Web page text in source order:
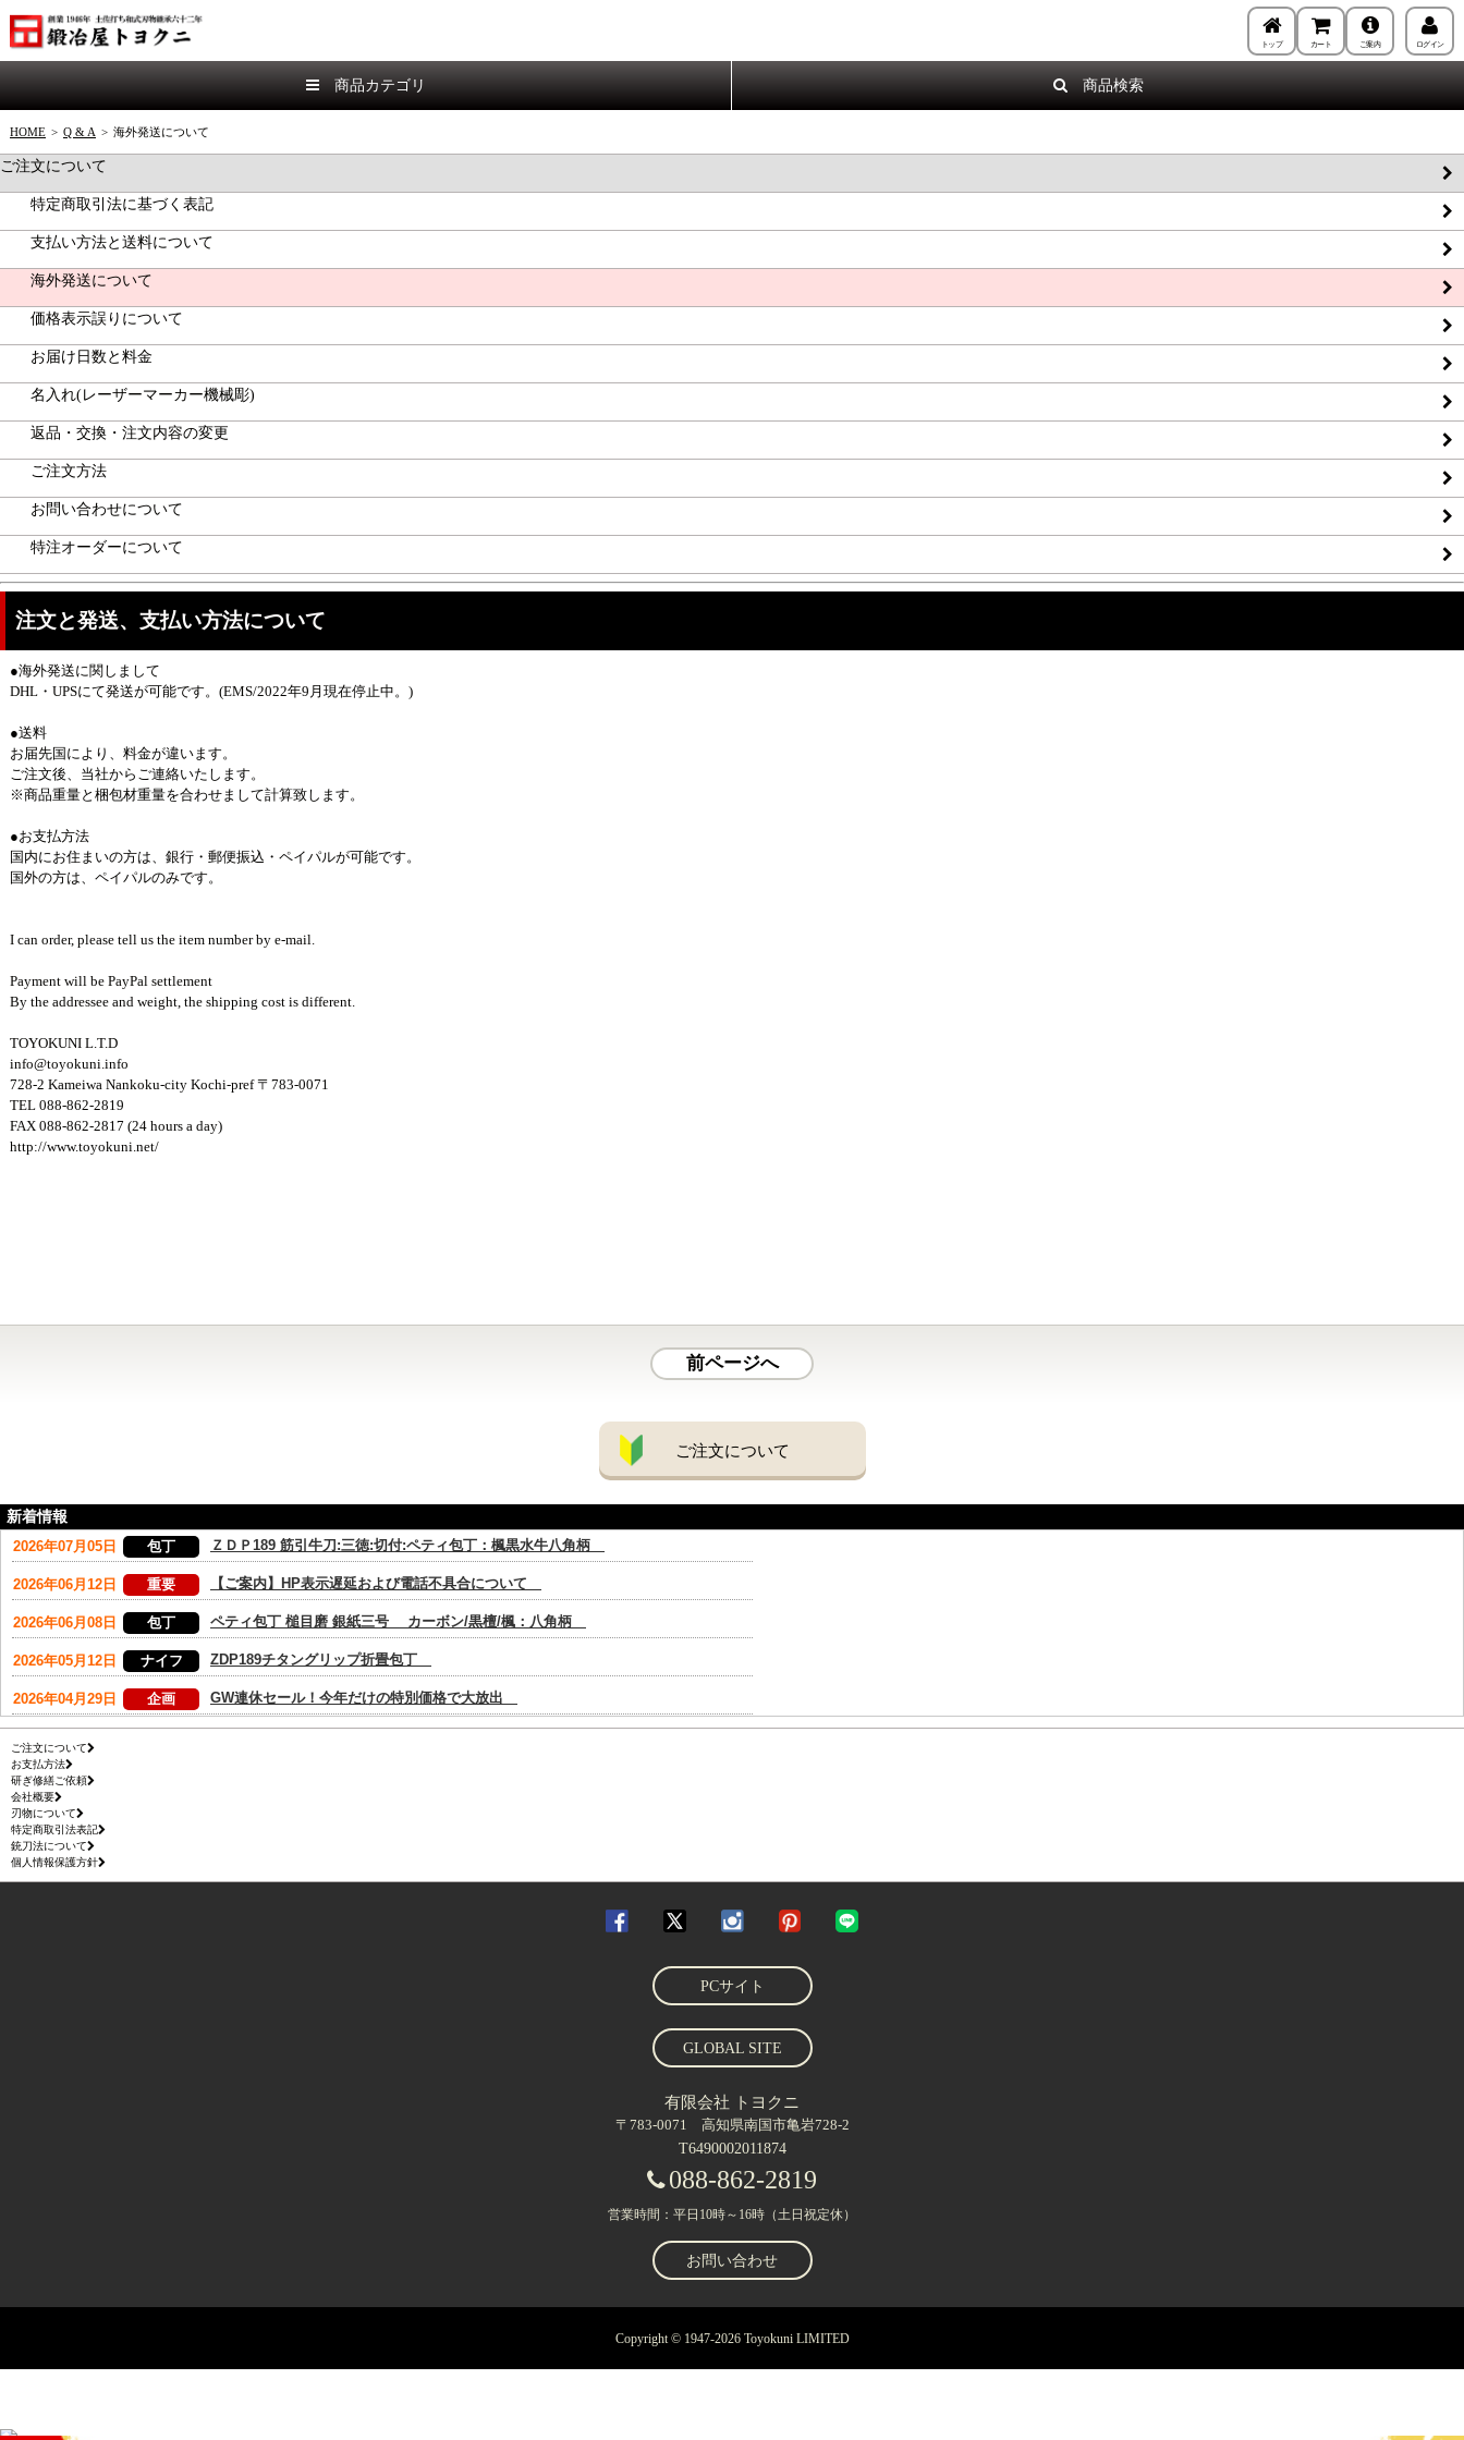
トップ カート ご案内 ログイン
商品カテゴリ 商品検索
HOME > Q & A > 海外発送について
ご注文について
特定商取引法に基づく表記
支払い方法と送料について
海外発送について
価格表示誤りについて
お届け日数と料金
名入れ(レーザーマーカー機械彫)
返品・交換・注文内容の変更
ご注文方法
お問い合わせについて
特注オーダーについて
注文と発送、支払い方法について
●海外発送に関しまして
DHL・UPSにて発送が可能です。(EMS/2022年9月現在停止中。)
●送料
お届先国により、料金が違います。
ご注文後、当社からご連絡いたします。
※商品重量と梱包材重量を合わせまして計算致します。
●お支払方法
国内にお住まいの方は、銀行・郵便振込・ペイパルが可能です。
国外の方は、ペイパルのみです。
I can order, please tell us the item number by e-mail.
Payment will be PayPal settlement
By the addressee and weight, the shipping cost is different.
TOYOKUNI L.T.D
info@toyokuni.info
728-2 Kameiwa Nankoku-city Kochi-pref 〒783-0071
TEL 088-862-2819
FAX 088-862-2817 (24 hours a day)
http://www.toyokuni.net/
前ページへ
ご注文について
新着情報
ご注文について
お支払方法
研ぎ修繕ご依頼
会社概要
刃物について
特定商取引法表記
銃刀法について
個人情報保護方針
PCサイト
GLOBAL SITE
有限会社 トヨクニ
〒783-0071 高知県南国市亀岩728-2
T6490002011874
088-862-2819
営業時間：平日10時～16時（土日祝定休）
お問い合わせ
Copyright © 1947-2026 Toyokuni LIMITED